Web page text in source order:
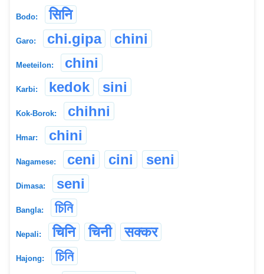
Bodo: सिनि
Garo: chi.gipa chini
Meeteilon: chini
Karbi: kedok sini
Kok-Borok: chihni
Hmar: chini
Nagamese: ceni cini seni
Dimasa: seni
Bangla: চিনি
Nepali: चिनि चिनी सक्कर
Hajong:
চিনি